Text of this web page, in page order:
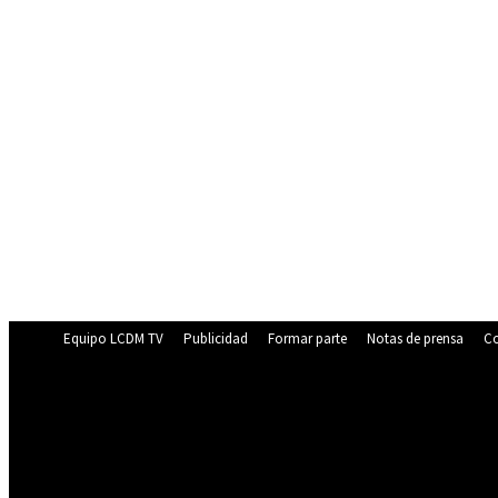
Equipo LCDM TV Publicidad Formar parte Notas de prensa